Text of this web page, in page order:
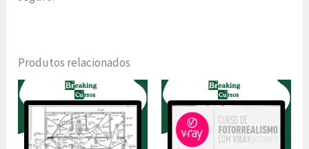
Produtos relacionados